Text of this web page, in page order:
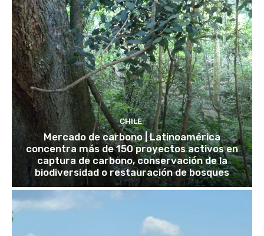
CHILE
Mercado de carbono | Latinoamérica
concentra más de 150 proyectos activos en
captura de carbono, conservación de la
biodiversidad o restauración de bosques